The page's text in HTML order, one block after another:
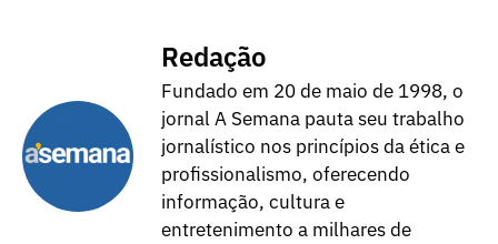
Redação
Fundado em 20 de maio de 1998, o
jornal A Semana pauta seu trabalho
jornalístico nos princípios da ética e
profissionalismo, oferecendo
informação, cultura e
entretenimento a milhares de